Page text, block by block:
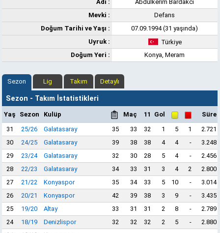
Adı :
Abdülkerim Bardakcı
Mevki :
Defans
Doğum Tarihi ve Yaşı :
07.09.1994 (31 yaşında)
Uyruk :
Türkiye
Doğum Yeri :
Konya, Meram
Sezon Lig Takım Detaylı
Sezon - Takım İstatistikleri
Yaş Sezon Kulüp Maç 11 Gol
Süre
31
25/26 Galatasaray 35 33 32 1 5 1
2.721
30
24/25 Galatasaray 39 38 38 4 4 -
3.248
29
23/24 Galatasaray 32 30 28 5 4 -
2.456
28
22/23 Galatasaray 34 33 31 3 4 2
2.800
27
21/22 Konyaspor 35 34 33 5 10 -
3.014
26
20/21 Konyaspor 42 39 38 3 9 -
3.435
25
19/20 Altay 33 31 31 2 8 -
2.789
24
18/19 Denizlispor 32 32 32 2 5 -
2.880